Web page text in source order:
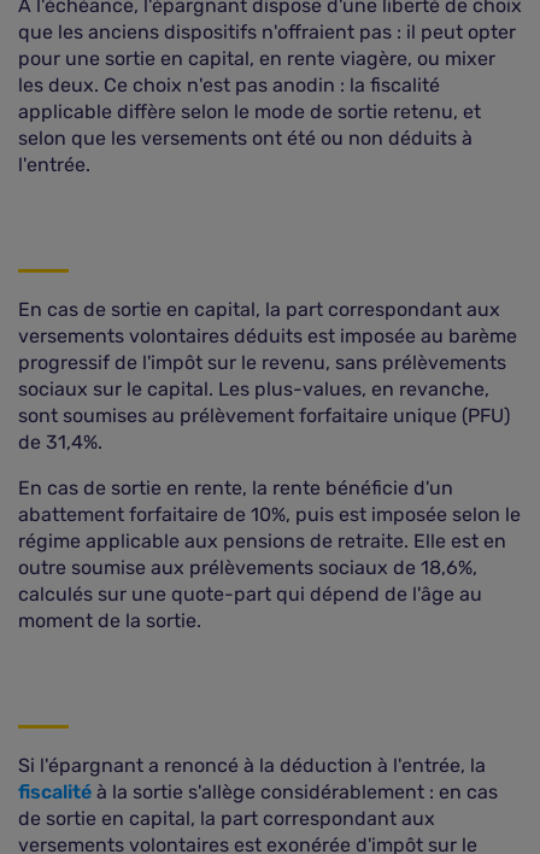
À l'échéance, l'épargnant dispose d'une liberté de choix
que les anciens dispositifs n'offraient pas : il peut opter
pour une sortie en capital, en rente viagère, ou mixer
les deux. Ce choix n'est pas anodin : la fiscalité
applicable diffère selon le mode de sortie retenu, et
selon que les versements ont été ou non déduits à
l'entrée.
En cas de sortie en capital, la part correspondant aux
versements volontaires déduits est imposée au barème
progressif de l'impôt sur le revenu, sans prélèvements
sociaux sur le capital. Les plus-values, en revanche,
sont soumises au prélèvement forfaitaire unique (PFU)
de 31,4%.
En cas de sortie en rente, la rente bénéficie d'un
abattement forfaitaire de 10%, puis est imposée selon le
régime applicable aux pensions de retraite. Elle est en
outre soumise aux prélèvements sociaux de 18,6%,
calculés sur une quote-part qui dépend de l'âge au
moment de la sortie.
Si l'épargnant a renoncé à la déduction à l'entrée, la
fiscalité à la sortie s'allège considérablement : en cas
de sortie en capital, la part correspondant aux
versements volontaires est exonérée d'impôt sur le